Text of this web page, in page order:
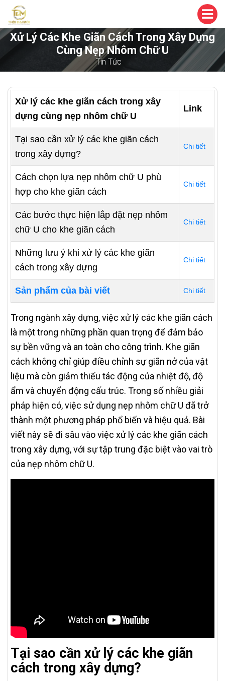
Xử Lý Các Khe Giãn Cách Trong Xây Dựng
Cùng Nẹp Nhôm Chữ U
Tin Tức
Xử lý các khe giãn cách trong xây
dựng cùng nẹp nhôm chữ U
Link
Tại sao cần xử lý các khe giãn cách
trong xây dựng?
Chi tiết
Cách chọn lựa nẹp nhôm chữ U phù
hợp cho khe giãn cách
Chi tiết
Các bước thực hiện lắp đặt nẹp nhôm
chữ U cho khe giãn cách
Chi tiết
Những lưu ý khi xử lý các khe giãn
cách trong xây dựng
Chi tiết
Sản phẩm của bài viết Chi tiết
Trong ngành xây dựng, việc xử lý các khe giãn cách
là một trong những phần quan trọng để đảm bảo
sự bền vững và an toàn cho công trình. Khe giãn
cách không chỉ giúp điều chỉnh sự giãn nở của vật
liệu mà còn giảm thiểu tác động của nhiệt độ, độ
ẩm và chuyển động cấu trúc. Trong số nhiều giải
pháp hiện có, việc sử dụng nẹp nhôm chữ U đã trở
thành một phương pháp phổ biến và hiệu quả. Bài
viết này sẽ đi sâu vào việc xử lý các khe giãn cách
trong xây dựng, với sự tập trung đặc biệt vào vai trò
của nẹp nhôm chữ U.
Tại sao cần xử lý các khe giãn
cách trong xây dựng?